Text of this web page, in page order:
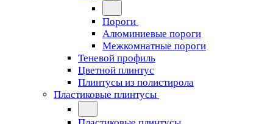
Пороги
Алюминиевые пороги
Межкомнатные пороги
Теневой профиль
Цветной плинтус
Плинтусы из полистирола
Пластиковые плинтусы